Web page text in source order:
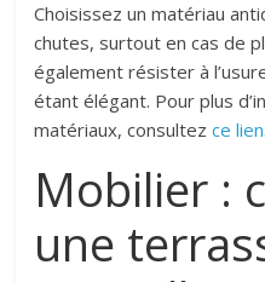
Choisissez un matériau
chutes, surtout en cas de
également résister à
étant élégant. Pour plus
matériaux, consultezce lien.
Mobilier :
une